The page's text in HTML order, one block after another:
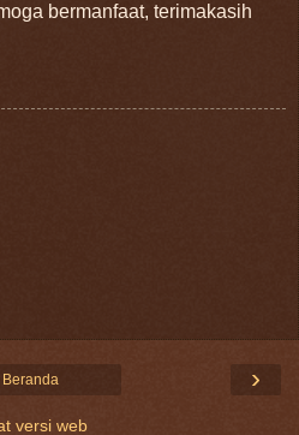
bermanfaat, terimakasih
›
Beranda
versi web